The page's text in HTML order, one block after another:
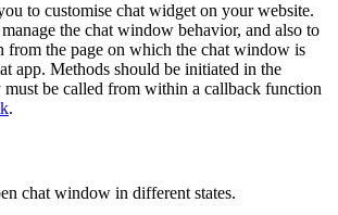
to customise chat widget on your website.
the chat window behavior, and also to
from the page on which the chat window is
app. Methods should be initiated in the
must be called from within a callback function
.
chat window in different states.